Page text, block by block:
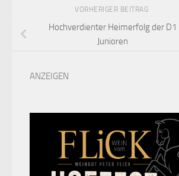
VORHERIGER BEITRAG
Hochverdienter Heimerfolg der D1
Junioren
ANZEIGEN